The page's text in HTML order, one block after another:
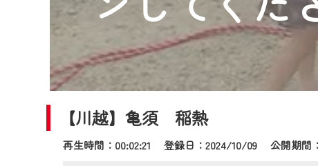
【川越】亀須 稲熱
再生時間：00:02:21 登録日：2024/10/09公開期間
※マイページへのログイン・MyID
※CCNetアプリをご利用中の方は
＜メンテナンス情報＞
CCNetWebTVのリニューアルに
日時 9/24 9:30～16:30